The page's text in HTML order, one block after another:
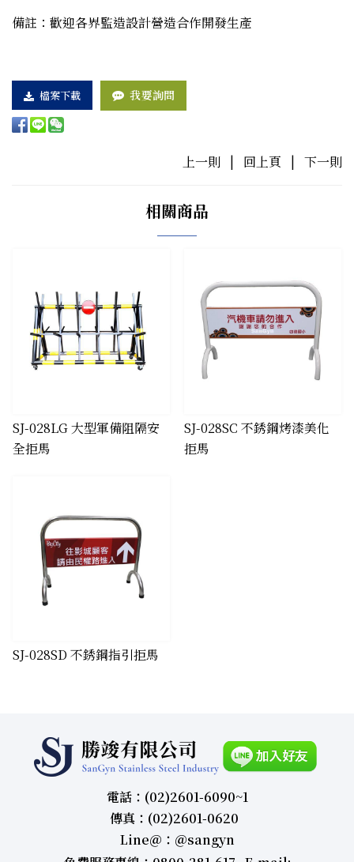
備註：歡迎各界監造設計營造合作開發生產
檔案下載 我要詢問
上一則 | 回上頁 | 下一則
相關商品
SJ-028LG 大型軍備阻隔安
全拒馬
SJ-028SC 不銹鋼烤漆美化
拒馬
SJ-028SD 不銹鋼指引拒馬
電話：(02)2601-6090~1
傳真：(02)2601-0620
Line＠：＠sangyn